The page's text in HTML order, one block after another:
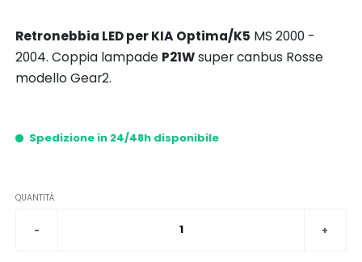
Retronebbia LED per KIA Optima/K5 MS 2000 -
2004. Coppia lampade P21Wsuper canbus Rosse
modello Gear2.
Spedizione in 24/48h disponibile
QUANTITÀ